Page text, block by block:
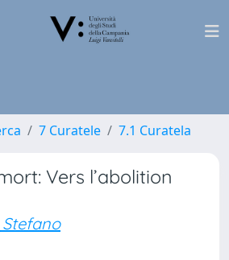
7 Curatele 7.1 Curatela
Vers l’abolition
Stefano